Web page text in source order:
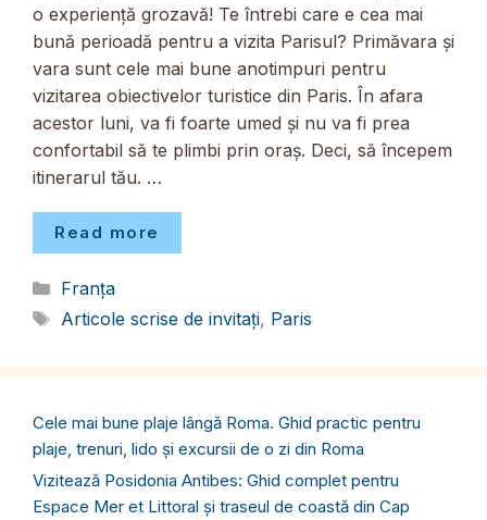
o experiență grozavă! Te întrebi care e cea mai
bună perioadă pentru a vizita Parisul? Primăvara și
vara sunt cele mai bune anotimpuri pentru
vizitarea obiectivelor turistice din Paris. În afara
acestor luni, va fi foarte umed și nu va fi prea
confortabil să te plimbi prin oraș. Deci, să începem
itinerarul tău. …
Read more
Categorii
Franța
Etichete
Articole scrise de invitați, Paris
Cele mai bune plaje lângă Roma. Ghid practic pentru
plaje, trenuri, lido și excursii de o zi din Roma
Vizitează Posidonia Antibes: Ghid complet pentru
Espace Mer et Littoral și traseul de coastă din Cap